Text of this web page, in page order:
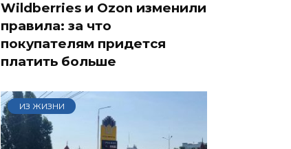
Wildberries и Ozon изменили
правила: за что
покупателям придется
платить больше
ИЗ ЖИЗНИ